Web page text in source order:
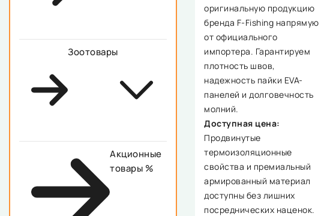
Зоотовары
Акционные
товары %
оригинальную продукцию
бренда F-Fishing напрямую
от официального
импортера. Гарантируем
плотность швов,
надежность пайки EVA-
панелей и долговечность
молний.
Доступная цена:
Продвинутые
термоизоляционные
свойства и премиальный
армированный материал
доступны без лишних
посреднических наценок.